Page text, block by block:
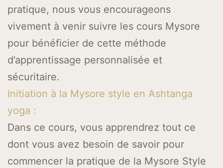
pratique, nous vous encourageons
vivement à venir suivre les cours Mysore
pour bénéficier de cette méthode
d’apprentissage personnalisée et
sécuritaire.
Initiation à la Mysore style en Ashtanga
yoga :
Dans ce cours, vous apprendrez tout ce
dont vous avez besoin de savoir pour
commencer la pratique de la Mysore Style